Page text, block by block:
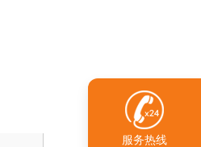
服务热线